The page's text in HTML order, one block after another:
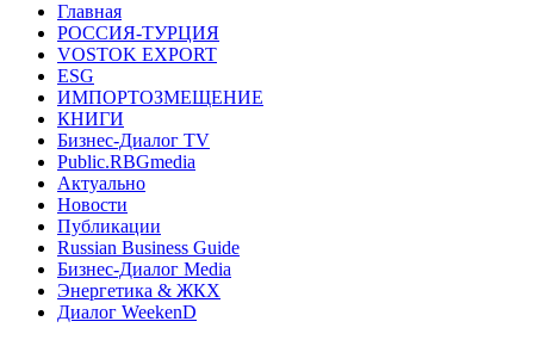
Главная
РОССИЯ-ТУРЦИЯ
VOSTOK EXPORT
ESG
ИМПОРТОЗМЕЩЕНИЕ
КНИГИ
Бизнес-Диалог TV
Public.RBGmedia
Актуально
Новости
Публикации
Russian Business Guide
Бизнес-Диалог Media
Энергетика & ЖКХ
Диалог WeekenD